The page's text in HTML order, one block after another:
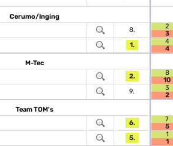
Cerumo/Inging
8.
2
3
1.
4
4
M-Tec
2.
8
10
9.
3
2
Team TOM's
6.
7
5
5.
1
1